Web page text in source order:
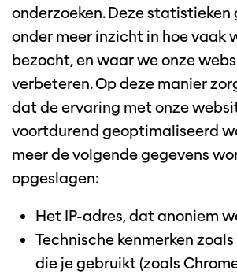
onderzoeken. Deze statistieken
onder meer inzicht in hoe vaak
bezocht, en waar we onze
verbeteren. Op deze manier
dat de ervaring met onze
voortdurend geoptimaliseerd
meer de volgende gegevens
opgeslagen:
Het IP-adres, dat anoniem
Technische kenmerken
die je gebruikt (zoals